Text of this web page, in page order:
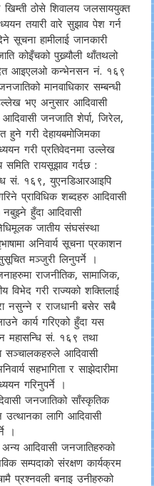
खिम्ती ठोसे शिवालय जलसाययुक्त
तयारी वारे सुझाव पेश गर्न
हामीलाई जानकारी
कोइँचको पुख्र्यौली थाँतथलो
आइएलओ कन्भेनसन नं. १६९
मानवाधिकार सम्बन्धी
भए अनुसार आदिवासी
जनजाति शेर्पा, जिरेल,
हुने गरी देहायबमोजिमका
गरी प्रतिवेदनमा उल्लेख
रायसूझाव गर्दछ :
सं. १६९, युएनडिआरआइपि
प्राविधिक शब्दहरु आदिवासी
हुँदा आदिवासी
जातीय संघसंस्था
अनिवार्य सूचना प्रकाशन
मञ्जुरी लिनुपर्ने ।
राजनीतिक, सामाजिक,
विभेद गरी राज्यको शक्तिलाई
नसुन्ने र राजधानी बसेर सबै
कार्य गरिएको हुँदा यस
महासन्धि सं. १६९ तथा
सञ्चालकहरुले आदिवासी
सहभागिता र साझेदारीमा
गरिनुपर्ने ।
जनजातिको साँस्कृतिक
उत्थानका लागि आदिवासी
।
आदिवासी जनजातिहरुको
सम्पदाको संरक्षण कार्यक्रम
प्रश्नवली बनाइ उनीहरुको